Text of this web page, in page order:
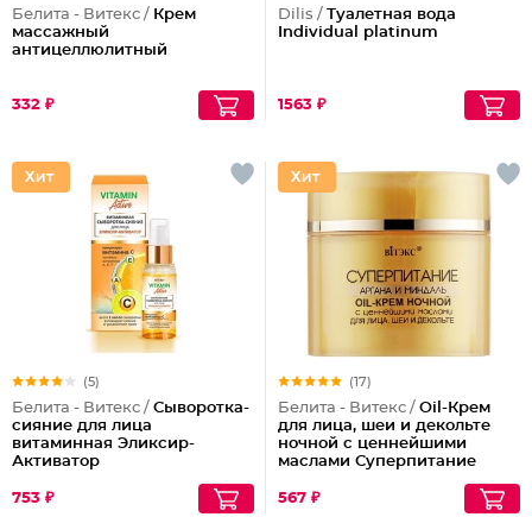
Белита - Витекс / Крем
массажный
антицеллюлитный
332 ₽
Dilis / Туалетная вода
Individual platinum
1563 ₽
(5)
Белита - Витекс / Сыворотка-
сияние для лица
витаминная Эликсир-
Активатор
753 ₽
(17)
Белита - Витекс / Oil-Крем
для лица, шеи и декольте
ночной с ценнейшими
маслами Суперпитание
567 ₽